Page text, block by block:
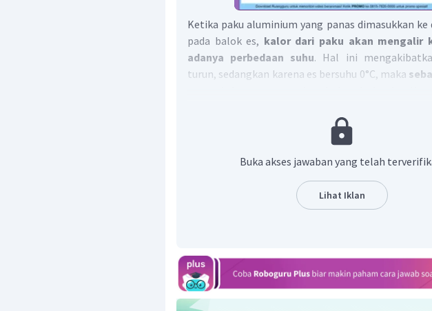
Ketika paku aluminium yang panas dimasukkan ke
pada balok es, kalor dari paku akan mengalir
adanya perbedaan suhu. Hal ini
turun, sedangkan karena es bersuhu 0°C, maka
keadaan akhir akan terdapat balok es
esnya telah mencair dan paku; yang bersuhu 0°C
Dengan demikian, jawaban yang tepat adalah
Buka akses jawaban yang telah
Lihat Iklan